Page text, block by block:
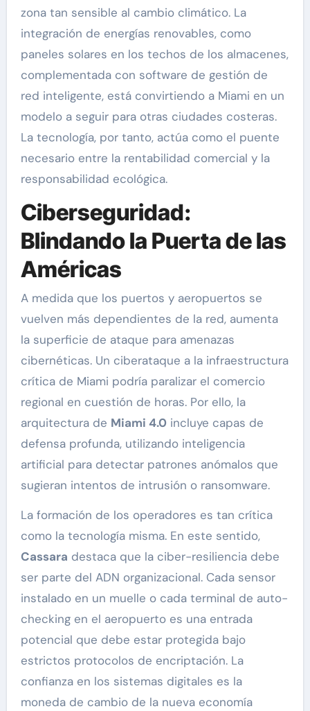
zona tan sensible al cambio climático. La
integración de energías renovables, como
paneles solares en los techos de los almacenes,
complementada con software de gestión de
red inteligente, está convirtiendo a Miami en un
modelo a seguir para otras ciudades costeras.
La tecnología, por tanto, actúa como el puente
necesario entre la rentabilidad comercial y la
responsabilidad ecológica.
Ciberseguridad:
Blindando la Puerta de las
Américas
A medida que los puertos y aeropuertos se
vuelven más dependientes de la red, aumenta
la superficie de ataque para amenazas
cibernéticas. Un ciberataque a la infraestructura
crítica de Miami podría paralizar el comercio
regional en cuestión de horas. Por ello, la
arquitectura de Miami 4.0 incluye capas de
defensa profunda, utilizando inteligencia
artificial para detectar patrones anómalos que
sugieran intentos de intrusión o ransomware.
La formación de los operadores es tan crítica
como la tecnología misma. En este sentido,
Cassara destaca que la ciber-resiliencia debe
ser parte del ADN organizacional. Cada sensor
instalado en un muelle o cada terminal de auto-
checking en el aeropuerto es una entrada
potencial que debe estar protegida bajo
estrictos protocolos de encriptación. La
confianza en los sistemas digitales es la
moneda de cambio de la nueva economía